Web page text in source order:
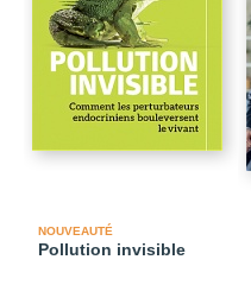
NOUVEAUTÉ
Pollution invisible